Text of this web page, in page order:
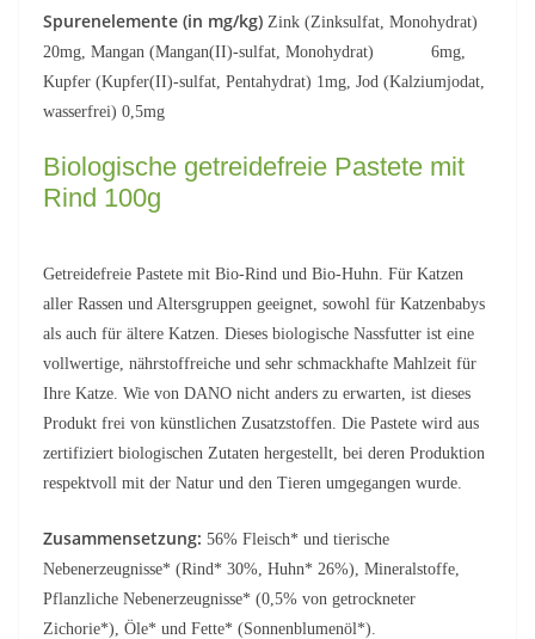
Spurenelemente (in mg/kg) Zink (Zinksulfat, Monohydrat)
20mg, Mangan (Mangan(II)-sulfat, Monohydrat) 6mg,
Kupfer (Kupfer(II)-sulfat, Pentahydrat) 1mg, Jod (Kalziumjodat,
wasserfrei) 0,5mg
Biologische getreidefreie Pastete mit
Rind 100g
Getreidefreie Pastete mit Bio-Rind und Bio-Huhn. Für Katzen
aller Rassen und Altersgruppen geeignet, sowohl für Katzenbabys
als auch für ältere Katzen. Dieses biologische Nassfutter ist eine
vollwertige, nährstoffreiche und sehr schmackhafte Mahlzeit für
Ihre Katze. Wie von DANO nicht anders zu erwarten, ist dieses
Produkt frei von künstlichen Zusatzstoffen. Die Pastete wird aus
zertifiziert biologischen Zutaten hergestellt, bei deren Produktion
respektvoll mit der Natur und den Tieren umgegangen wurde.
Zusammensetzung: 56% Fleisch* und tierische
Nebenerzeugnisse* (Rind* 30%, Huhn* 26%), Mineralstoffe,
Pflanzliche Nebenerzeugnisse* (0,5% von getrockneter
Zichorie*), Öle* und Fette* (Sonnenblumenöl*).